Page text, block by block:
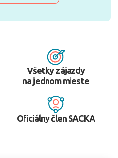
Všetky zájazdy
na jednom mieste
Oficiálny člen SACKA